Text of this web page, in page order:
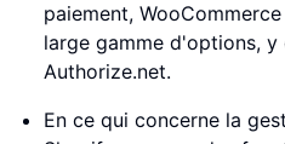
paiement,
large gamme d'options,
Authorize.net.
En ce qui concerne la